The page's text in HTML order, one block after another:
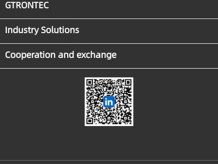
GTRONTEC
Industry Solutions
Cooperation and exchange